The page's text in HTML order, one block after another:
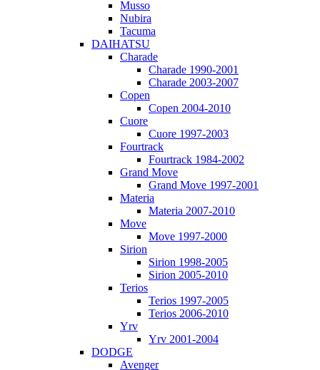
Musso
Nubira
Tacuma
DAIHATSU
Charade
Charade 1990-2001
Charade 2003-2007
Copen
Copen 2004-2010
Cuore
Cuore 1997-2003
Fourtrack
Fourtrack 1984-2002
Grand Move
Grand Move 1997-2001
Materia
Materia 2007-2010
Move
Move 1997-2000
Sirion
Sirion 1998-2005
Sirion 2005-2010
Terios
Terios 1997-2005
Terios 2006-2010
Yrv
Yrv 2001-2004
DODGE
Avenger